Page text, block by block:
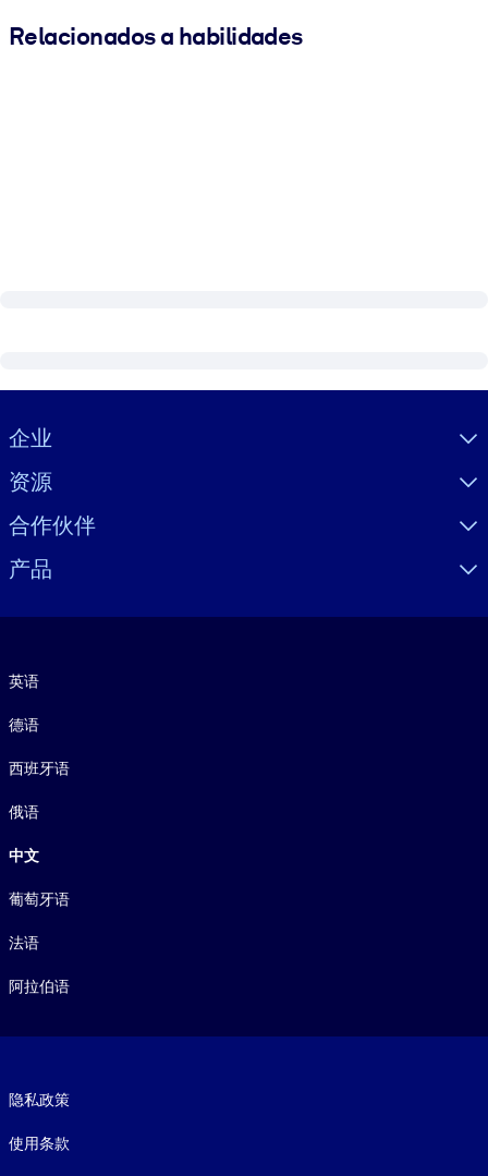
Relacionados a habilidades
Visually hidden Text
企业
资源
合作伙伴
产品
英语
德语
西班牙语
俄语
中文
葡萄牙语
法语
阿拉伯语
隐私政策
使用条款